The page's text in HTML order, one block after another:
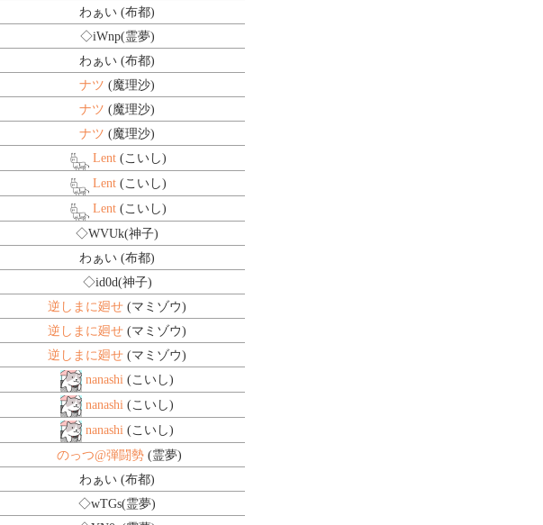
わぁい (布都)
◇iWnp(霊夢)
わぁい (布都)
ナツ (魔理沙)
ナツ (魔理沙)
ナツ (魔理沙)
Lent (こいし)
Lent (こいし)
Lent (こいし)
◇WVUk(神子)
わぁい (布都)
◇id0d(神子)
逆しまに廻せ (マミゾウ)
逆しまに廻せ (マミゾウ)
逆しまに廻せ (マミゾウ)
nanashi (こいし)
nanashi (こいし)
nanashi (こいし)
のっつ@弾闘勢(霊夢)
わぁい (布都)
◇wTGs(霊夢)